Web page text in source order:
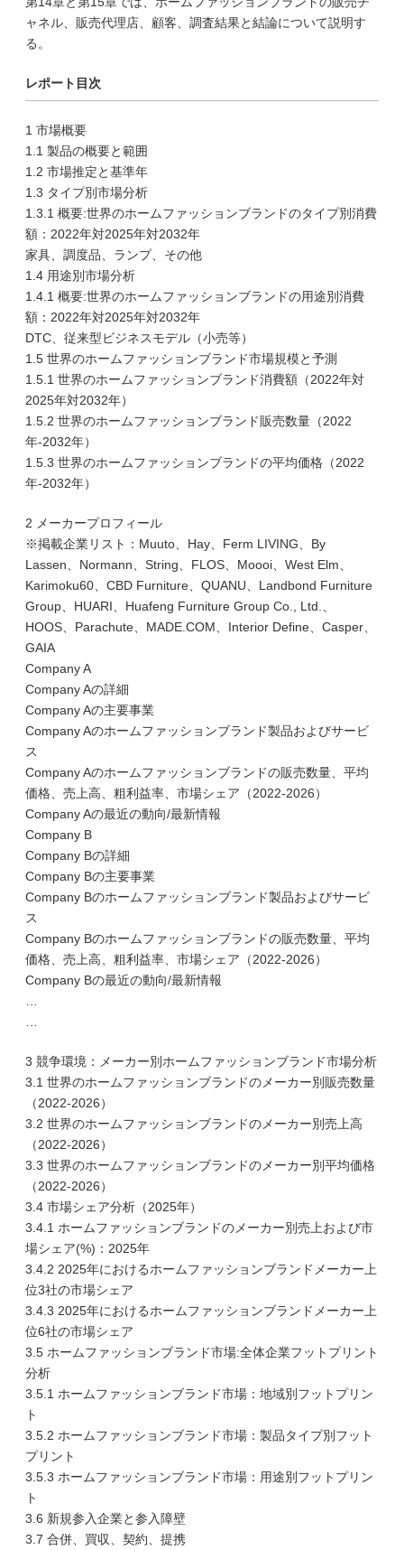
ャネル、販売代理店、顧客、調査結果と結論について説明す
る。
レポート目次
1 市場概要
1.1 製品の概要と範囲
1.2 市場推定と基準年
1.3 タイプ別市場分析
1.3.1 概要:世界のホームファッションブランドのタイプ別消費
額：2022年対2025年対2032年
家具、調度品、ランプ、その他
1.4 用途別市場分析
1.4.1 概要:世界のホームファッションブランドの用途別消費
額：2022年対2025年対2032年
DTC、従来型ビジネスモデル（小売等）
1.5 世界のホームファッションブランド市場規模と予測
1.5.1 世界のホームファッションブランド消費額（2022年対
2025年対2032年）
1.5.2 世界のホームファッションブランド販売数量（2022
年-2032年）
1.5.3 世界のホームファッションブランドの平均価格（2022
年-2032年）
2 メーカープロフィール
※掲載企業リスト：Muuto、Hay、Ferm LIVING、By
Lassen、Normann、String、FLOS、Moooi、West Elm、
Karimoku60、CBD Furniture、QUANU、Landbond Furniture
Group、HUARI、Huafeng Furniture Group Co., Ltd.、
HOOS、Parachute、MADE.COM、Interior Define、Casper、
GAIA
Company A
Company Aの詳細
Company Aの主要事業
Company Aのホームファッションブランド製品およびサービ
ス
Company Aのホームファッションブランドの販売数量、平均
価格、売上高、粗利益率、市場シェア（2022-2026）
Company Aの最近の動向/最新情報
Company B
Company Bの詳細
Company Bの主要事業
Company Bのホームファッションブランド製品およびサービ
ス
Company Bのホームファッションブランドの販売数量、平均
価格、売上高、粗利益率、市場シェア（2022-2026）
Company Bの最近の動向/最新情報
3 競争環境：メーカー別ホームファッションブランド市場分析
3.1 世界のホームファッションブランドのメーカー別販売数量
（2022-2026）
3.2 世界のホームファッションブランドのメーカー別売上高
（2022-2026）
3.3 世界のホームファッションブランドのメーカー別平均価格
（2022-2026）
3.4 市場シェア分析（2025年）
3.4.1 ホームファッションブランドのメーカー別売上および市
場シェア(%)：2025年
3.4.2 2025年におけるホームファッションブランドメーカー上
位3社の市場シェア
3.4.3 2025年におけるホームファッションブランドメーカー上
位6社の市場シェア
3.5 ホームファッションブランド市場:全体企業フットプリント
分析
3.5.1 ホームファッションブランド市場：地域別フットプリン
ト
3.5.2 ホームファッションブランド市場：製品タイプ別フット
プリント
3.5.3 ホームファッションブランド市場：用途別フットプリン
ト
3.6 新規参入企業と参入障壁
3.7 合併、買収、契約、提携